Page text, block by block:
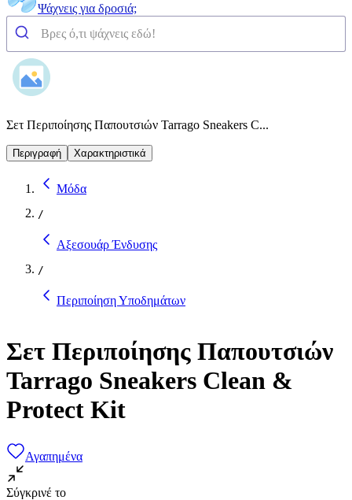
Ψάχνεις για δροσιά;
Σετ Περιποίησης Παπουτσιών Tarrago Sneakers C...
Περιγραφή Χαρακτηριστικά
Μόδα
/
Αξεσουάρ Ένδυσης
/
Περιποίηση Υποδημάτων
Σετ Περιποίησης Παπουτσιών
Tarrago Sneakers Clean &
Protect Kit
Αγαπημένα
Σύγκρινέ το